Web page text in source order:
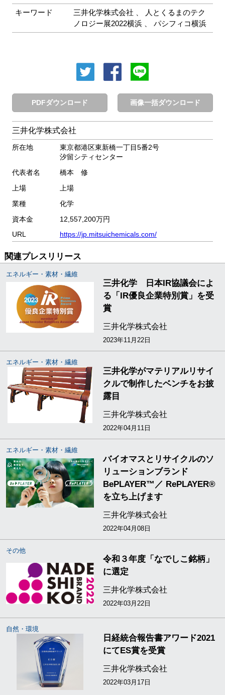
キーワード 三井化学株式会社
人とくるまのテク
ノロジー展2022横浜 、パシフィコ横浜
PDFダウンロード 画像一括ダウンロード
三井化学株式会社
所在地
東京都港区東新橋一丁目5番2号
汐留シティセンター
代表者名
橋本 修
上場
上場
業種
化学
資本金
12,557,200万円
URL
https://jp.mitsuichemicals.com/
関連プレスリリース
エネルギー・素材・繊維
三井化学 日本IR協議会によ
る「IR優良企業特別賞」を受
賞
三井化学株式会社
2023年11月22日
エネルギー・素材・繊維
三井化学がマテリアルリサイ
クルで制作したベンチをお披
露目
三井化学株式会社
2022年04月11日
エネルギー・素材・繊維
バイオマスとリサイクルのソ
リューションブランド
BePLAYER™／ RePLAYER®
を立ち上げます
三井化学株式会社
2022年04月08日
その他
令和３年度「なでしこ銘柄」
に選定
三井化学株式会社
2022年03月22日
自然・環境
日経統合報告書アワード2021
にてES賞を受賞
三井化学株式会社
2022年03月17日